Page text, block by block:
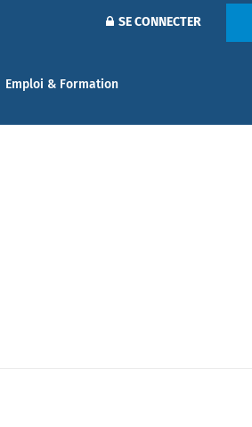
SE CONNECTER
Emploi & Formation